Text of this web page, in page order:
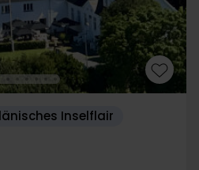
Inselflair